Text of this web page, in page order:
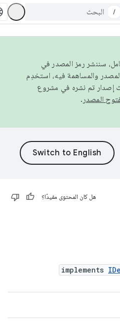
/
سننشر رمز المصدر في
إصدار تم نشره في مشروع
.
هل كان المحتوى مفيدًا؟
implements